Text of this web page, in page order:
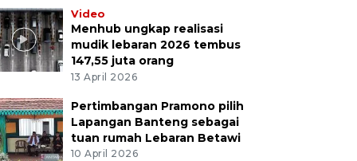
Video
Menhub ungkap realisasi
mudik lebaran 2026 tembus
147,55 juta orang
13 April 2026
Pertimbangan Pramono pilih
Lapangan Banteng sebagai
tuan rumah Lebaran Betawi
10 April 2026